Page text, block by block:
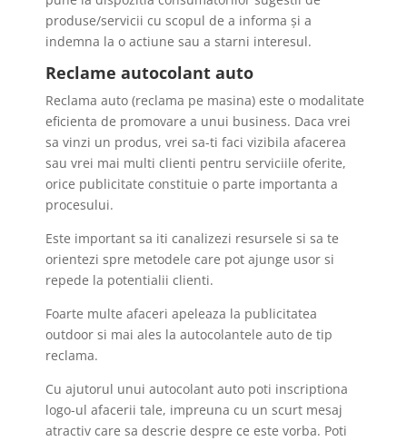
produse/servicii cu scopul de a informa și a
indemna la o actiune sau a starni interesul.
Reclame autocolant auto
Reclama auto (reclama pe masina) este o modalitate
eficienta de promovare a unui business. Daca vrei
sa vinzi un produs, vrei sa-ti faci vizibila afacerea
sau vrei mai multi clienti pentru serviciile oferite,
orice publicitate constituie o parte importanta a
procesului.
Este important sa iti canalizezi resursele si sa te
orientezi spre metodele care pot ajunge usor si
repede la potentialii clienti.
Foarte multe afaceri apeleaza la publicitatea
outdoor si mai ales la autocolantele auto de tip
reclama.
Cu ajutorul unui autocolant auto poti inscriptiona
logo-ul afacerii tale, impreuna cu un scurt mesaj
atractiv care sa descrie despre ce este vorba. Poti